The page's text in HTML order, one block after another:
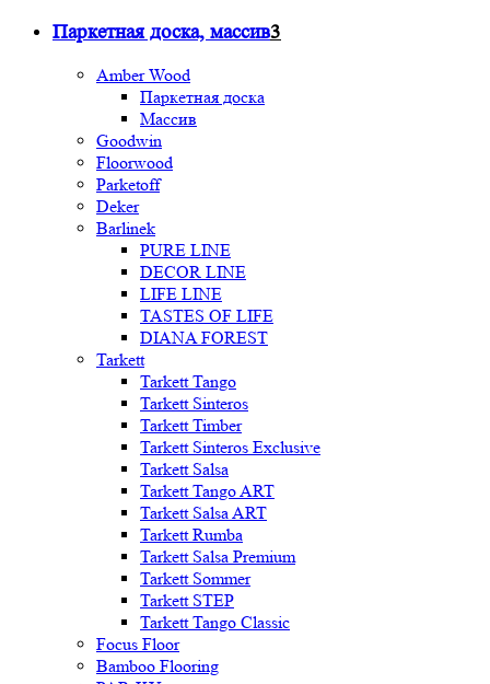
Паркетная доска, массив3
Amber Wood
Паркетная доска
Массив
Goodwin
Floorwood
Parketoff
Deker
Barlinek
PURE LINE
DECOR LINE
LIFE LINE
TASTES OF LIFE
DIANA FOREST
Tarkett
Tarkett Tango
Tarkett Sinteros
Tarkett Timber
Tarkett Sinteros Exclusive
Tarkett Salsa
Tarkett Tango ART
Tarkett Salsa ART
Tarkett Rumba
Tarkett Salsa Premium
Tarkett Sommer
Tarkett STEP
Tarkett Tango Classic
Focus Floor
Bamboo Flooring